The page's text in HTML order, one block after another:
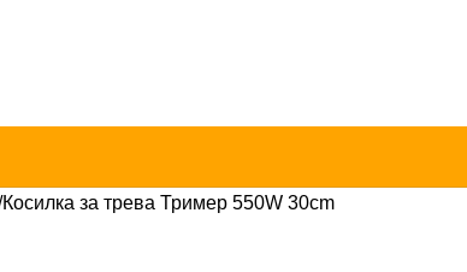
Косилка за трева Тример 550W 30cm